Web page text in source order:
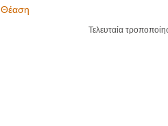
Θέαση
Τελευταία